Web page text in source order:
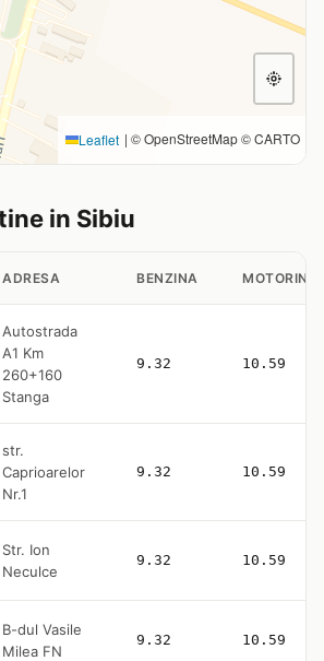
Leaflet | © OpenStreetMap © CARTO
in Sibiu
ADRESA BENZINA MOTORINA
Autostrada
A1 Km
260+160
Stanga
9.32 10.59
str.
Caprioarelor
Nr.1
9.32 10.59
Str. Ion
Neculce
9.32 10.59
B-dul Vasile
Milea FN
9.32 10.59